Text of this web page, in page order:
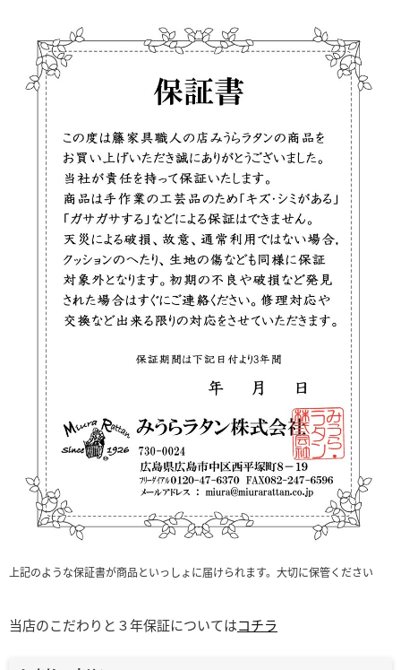
上記のような保証書が商品といっしょに届けられます。大切に保管ください
当店のこだわりと３年保証についてはコチラ